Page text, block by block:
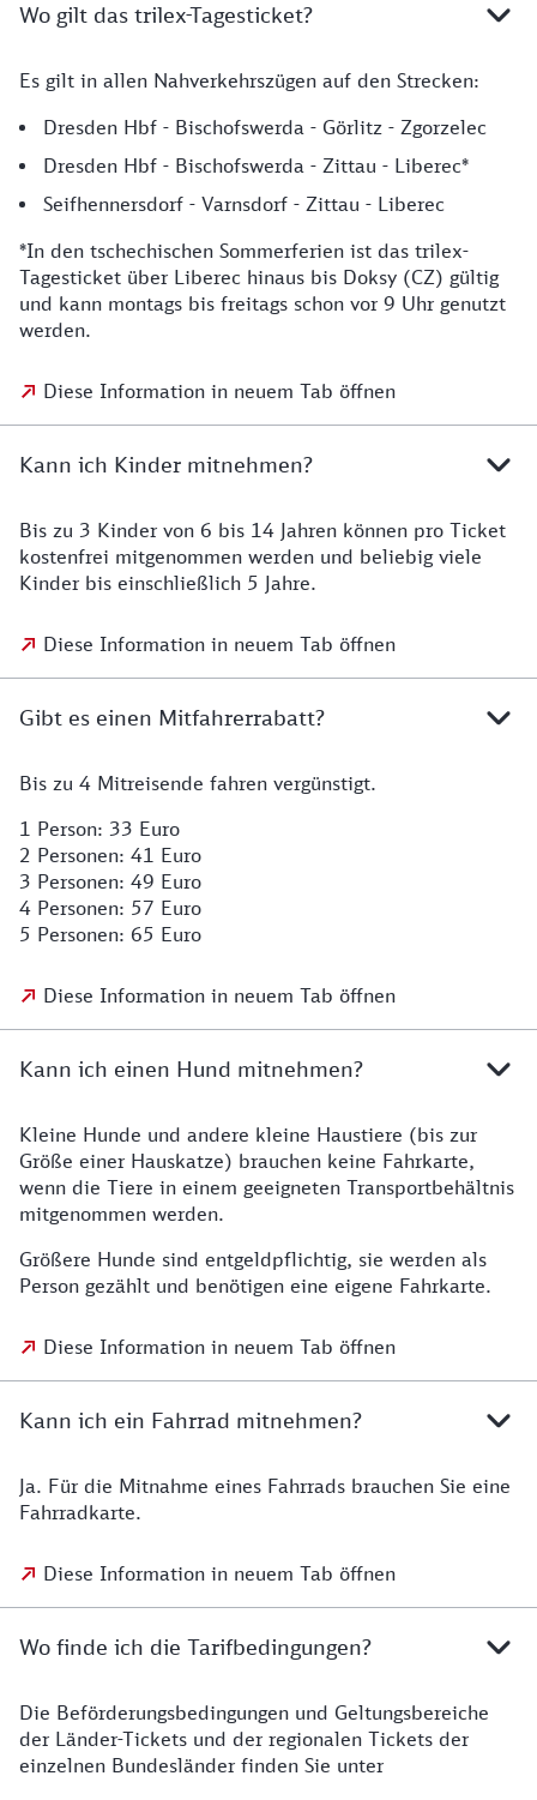
Wo gilt das trilex-Tagesticket?
Es gilt in allen Nahverkehrszügen auf den Strecken:
Dresden Hbf - Bischofswerda - Görlitz - Zgorzelec
Dresden Hbf - Bischofswerda - Zittau - Liberec*
Seifhennersdorf - Varnsdorf - Zittau - Liberec
*In den tschechischen Sommerferien ist das trilex-
Tagesticket über Liberec hinaus bis Doksy (CZ) gültig
und kann montags bis freitags schon vor 9 Uhr genutzt
werden.
Diese Information in neuem Tab öffnen
Kann ich Kinder mitnehmen?
Bis zu 3 Kinder von 6 bis 14 Jahren können pro Ticket
kostenfrei mitgenommen werden und beliebig viele
Kinder bis einschließlich 5 Jahre.
Diese Information in neuem Tab öffnen
Gibt es einen Mitfahrerrabatt?
Bis zu 4 Mitreisende fahren vergünstigt.
1 Person: 33 Euro
2 Personen: 41 Euro
3 Personen: 49 Euro
4 Personen: 57 Euro
5 Personen: 65 Euro
Diese Information in neuem Tab öffnen
Kann ich einen Hund mitnehmen?
Kleine Hunde und andere kleine Haustiere (bis zur
Größe einer Hauskatze) brauchen keine Fahrkarte,
wenn die Tiere in einem geeigneten Transportbehältnis
mitgenommen werden.
Größere Hunde sind entgeldpflichtig, sie werden als
Person gezählt und benötigen eine eigene Fahrkarte.
Diese Information in neuem Tab öffnen
Kann ich ein Fahrrad mitnehmen?
Ja. Für die Mitnahme eines Fahrrads brauchen Sie eine
Fahrradkarte.
Diese Information in neuem Tab öffnen
Wo finde ich die Tarifbedingungen?
Die Beförderungsbedingungen und Geltungsbereiche
der Länder-Tickets und der regionalen Tickets der
einzelnen Bundesländer finden Sie unter